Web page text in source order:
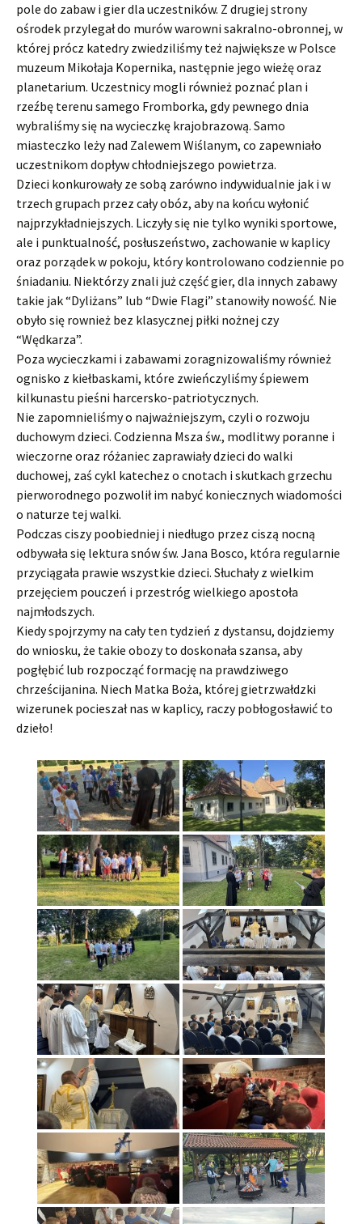
pole do zabaw i gier dla uczestników. Z drugiej strony
ośrodek przylegał do murów warowni sakralno-obronnej, w
której prócz katedry zwiedziliśmy też największe w Polsce
muzeum Mikołaja Kopernika, następnie jego wieżę oraz
planetarium. Uczestnicy mogli również poznać plan i
rzeźbę terenu samego Fromborka, gdy pewnego dnia
wybraliśmy się na wycieczkę krajobrazową. Samo
miasteczko leży nad Zalewem Wiślanym, co zapewniało
uczestnikom dopływ chłodniejszego powietrza.
Dzieci konkurowały ze sobą zarówno indywidualnie jak i w
trzech grupach przez cały obóz, aby na końcu wyłonić
najprzykładniejszych. Liczyły się nie tylko wyniki sportowe,
ale i punktualność, posłuszeństwo, zachowanie w kaplicy
oraz porządek w pokoju, który kontrolowano codziennie po
śniadaniu. Niektórzy znali już część gier, dla innych zabawy
takie jak “Dyliżans” lub “Dwie Flagi” stanowiły nowość. Nie
obyło się rownież bez klasycznej piłki nożnej czy
“Wędkarza”.
Poza wycieczkami i zabawami zoragnizowaliśmy również
ognisko z kiełbaskami, które zwieńczyliśmy śpiewem
kilkunastu pieśni harcersko-patriotycznych.
Nie zapomnieliśmy o najważniejszym, czyli o rozwoju
duchowym dzieci. Codzienna Msza św., modlitwy poranne i
wieczorne oraz różaniec zaprawiały dzieci do walki
duchowej, zaś cykl katechez o cnotach i skutkach grzechu
pierworodnego pozwolił im nabyć koniecznych wiadomości
o naturze tej walki.
Podczas ciszy poobiedniej i niedługo przez ciszą nocną
odbywała się lektura snów św. Jana Bosco, która regularnie
przyciągała prawie wszystkie dzieci. Słuchały z wielkim
przejęciem pouczeń i przestróg wielkiego apostoła
najmłodszych.
Kiedy spojrzymy na cały ten tydzień z dystansu, dojdziemy
do wniosku, że takie obozy to doskonała szansa, aby
pogłębić lub rozpocząć formację na prawdziwego
chrześcijanina. Niech Matka Boża, której gietrzwałdzki
wizerunek pocieszał nas w kaplicy, raczy pobłogosławić to
dzieło!